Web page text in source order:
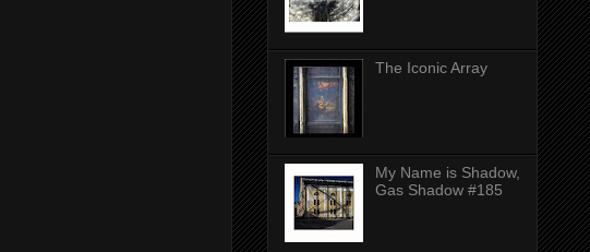
The Iconic Array
My Name is Shadow,
Gas Shadow #185